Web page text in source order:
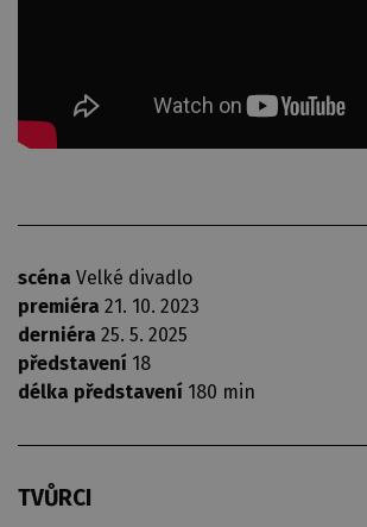
scéna Velké divadlo
premiéra 21. 10. 2023
derniéra 25. 5. 2025
představení 18
délka představení 180 min
TVŮRCI